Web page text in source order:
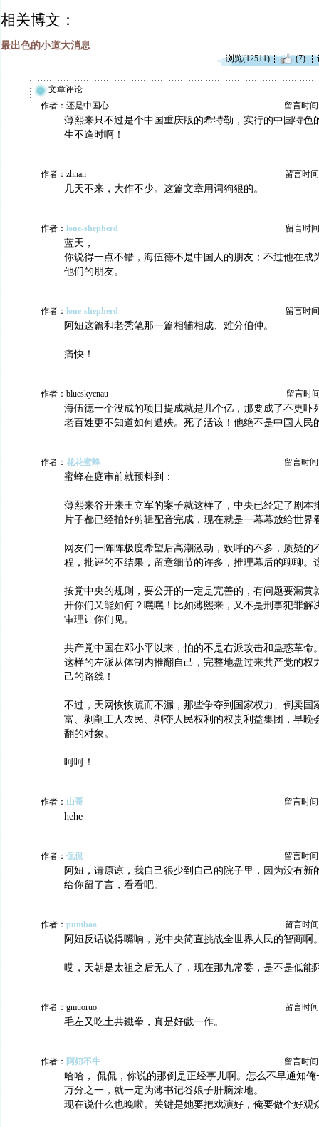
相关博文：
最出色的小道大消息
浏览(12511) (7)
文章评论
作者：还是中国心
留言时间
薄熙来只不过是个中国重庆版的希特勒，实行的中国特色
生不逢时啊！
作者：zhnan 留言时
几天不来，大作不少。这篇文章用词狗狠的。
作者： lone-shepherd 留言时
蓝天，
你说得一点不错，海伍德不是中国人的朋友；不过他在成
他们的朋友。
作者： lone-shepherd 留言时
阿妞这篇和老秃笔那一篇相辅相成、难分伯仲。
痛快！
作者：blueskycnau 留言时
海伍德一个没成的项目提成就是几个亿，那要成了不更吓
老百姓更不知道如何遭殃。死了活该！他绝不是中国人民
作者： 花花蜜蜂 留言时间
蜜蜂在庭审前就预料到：
薄熙来谷开来王立军的案子就这样了，中央已经定了剧本
片子都已经拍好剪辑配音完成，现在就是一幕幕放给世界
网友们一阵阵极度希望后高潮激动，欢呼的不多，质疑的
程，批评的不结果，留意细节的许多，推理幕后的聊聊。
按党中央的规则，要公开的一定是完善的，有问题要漏
开你们又能如何？嘿嘿！比如薄熙来，又不是刑事犯罪解
审理让你们见。
共产党中国在邓小平以来，怕的不是右派攻击和蛊惑革命
这样的左派从体制内推翻自己，完整地盘过来共产党的权
己的路线！
不过，天网恢恢疏而不漏，那些争夺到国家权力、倒卖国
富、剥削工人农民、剥夺人民权利的权贵利益集团，早晚
翻的对象。
呵呵！
作者： 山哥 留言时间
hehe
作者： 侃侃 留言时间
阿妞，请原谅，我自己很少到自己的院子里，因为没有新
给你留了言，看看吧。
作者： pumbaa 留言时
阿妞反话说得嘴响，党中央简直挑战全世界人民的智商啊
哎，天朝是太祖之后无人了，现在那九常委，是不是低能
作者：gmuoruo 留言时
毛左又吃土共鐵拳，真是好戲一作。
作者： 阿妞不牛 留言时间
哈哈， 侃侃，你说的那倒是正经事儿啊。怎么不早通知
万分之一，就一定为薄书记谷娘子肝脑涂地。
现在说什么也晚啦。关键是她要把戏演好，俺要做个好观